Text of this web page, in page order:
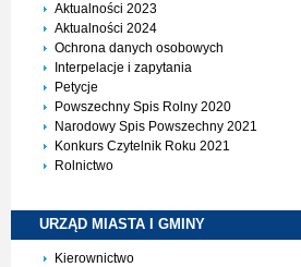
Aktualności 2023
Aktualności 2024
Ochrona danych osobowych
Interpelacje i zapytania
Petycje
Powszechny Spis Rolny 2020
Narodowy Spis Powszechny 2021
Konkurs Czytelnik Roku 2021
Rolnictwo
URZĄD MIASTA I GMINY
Kierownictwo